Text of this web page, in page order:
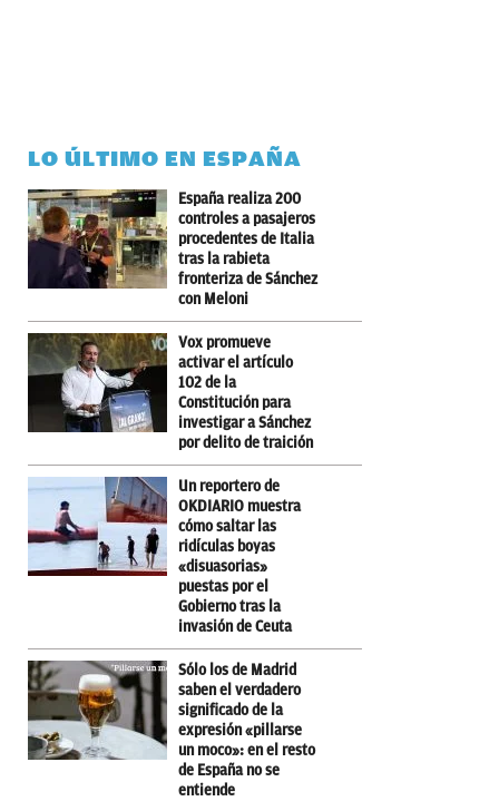
LO ÚLTIMO EN ESPAÑA
España realiza 200
controles a pasajeros
procedentes de Italia
tras la rabieta
fronteriza de Sánchez
con Meloni
Vox promueve
activar el artículo
102 de la
Constitución para
investigar a Sánchez
por delito de traición
Un reportero de
OKDIARIO muestra
cómo saltar las
ridículas boyas
«disuasorias»
puestas por el
Gobierno tras la
invasión de Ceuta
Sólo los de Madrid
saben el verdadero
significado de la
expresión «pillarse
un moco»: en el resto
de España no se
entiende